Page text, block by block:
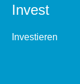
Invest
Investieren